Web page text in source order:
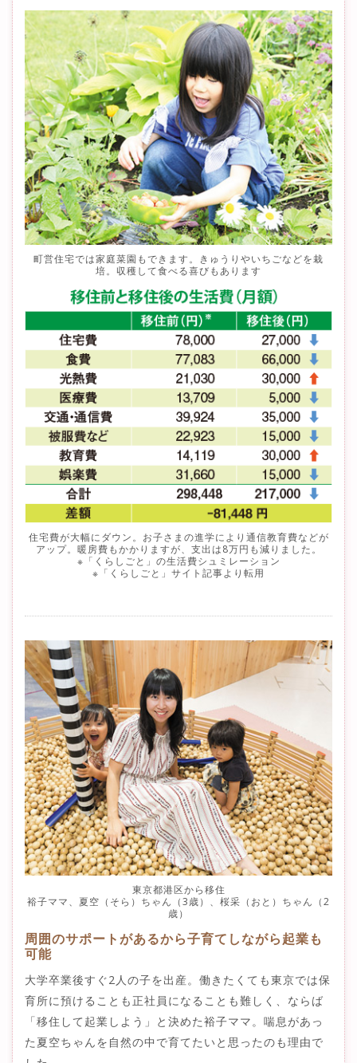
町営住宅では家庭菜園もできます。きゅうりやいちごなどを栽
培。収穫して食べる喜びもあります
住宅費が大幅にダウン。お子さまの進学により通信教育費などが
アップ。暖房費もかかりますが、支出は8万円も減りました。
※「くらしごと」の生活費シュミレーション
※「くらしごと」サイト記事より転用
東京都港区から移住
裕子ママ、夏空（そら）ちゃん（3歳）、桜采（おと）ちゃん（2
歳）
周囲のサポートがあるから子育てしながら起業も
可能
大学卒業後すぐ2人の子を出産。働きたくても東京では保
育所に預けることも正社員になることも難しく、ならば
「移住して起業しよう」と決めた裕子ママ。喘息があっ
た夏空ちゃんを自然の中で育てたいと思ったのも理由で